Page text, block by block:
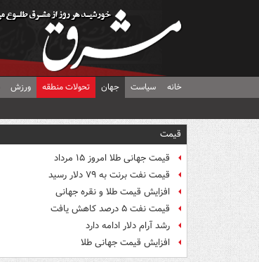
خانه سیاست جهان تحولات منطقه ورزش
قیمت
قیمت جهانی طلا امروز ۱۵ مرداد
قیمت نفت برنت به ۷۹ دلار رسید
افزایش قیمت طلا و نقره جهانی
قیمت نفت ۵ درصد کاهش یافت
رشد آرام دلار ادامه دارد
افزایش قیمت جهانی طلا